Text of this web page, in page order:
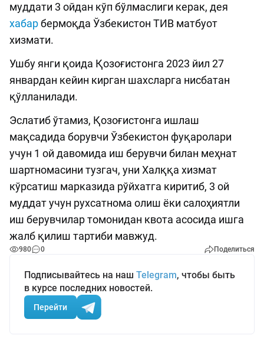
муддати 3 ойдан кўп бўлмаслиги керак, дея
хабарбермоқда Ўзбекистон ТИВ матбуот
хизмати.
Ушбу янги қоида Қозоғистонга 2023 йил 27
январдан кейин кирган шахсларга нисбатан
қўлланилади.
Эслатиб ўтамиз, Қозоғистонга ишлаш
мақсадида борувчи Ўзбекистон фуқаролари
учун 1 ой давомида иш берувчи билан меҳнат
шартномасини тузгач, уни Халққа хизмат
кўрсатиш марказида рўйхатга киритиб, 3 ой
муддат учун рухсатнома олиш ёки салоҳиятли
иш берувчилар томонидан квота асосида ишга
жалб қилиш тартиби мавжуд.
980 0 Поделиться
Подписывайтесь на наш Telegram, чтобы быть
в курсе последних новостей.
Перейти